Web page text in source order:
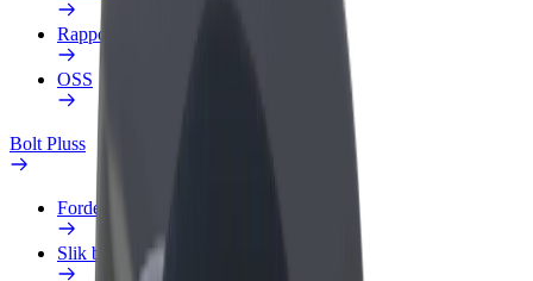
Rapporter et problem
OSS
Bolt Pluss
Fordeler
Slik blir du med